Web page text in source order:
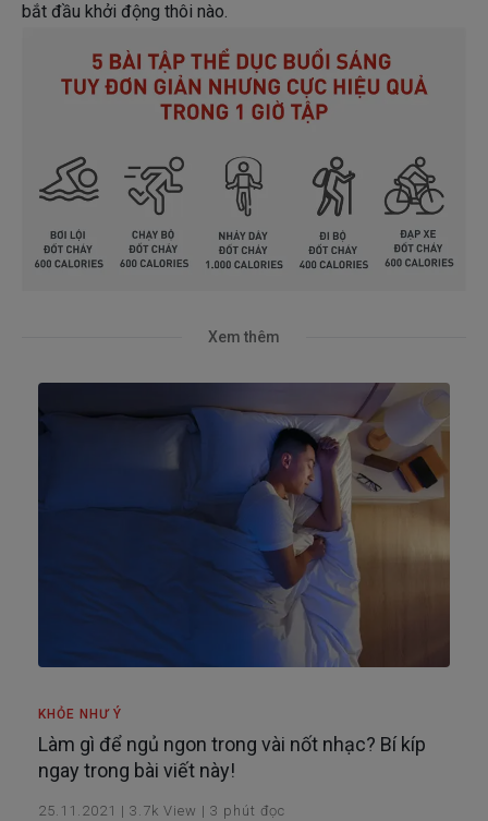
bắt đầu khởi động thôi nào.
Xem thêm
KHỎE NHƯ Ý
Làm gì để ngủ ngon trong vài nốt nhạc? Bí kíp
ngay trong bài viết này!
25.11.2021 | 3.7k View | 3 phút đọc